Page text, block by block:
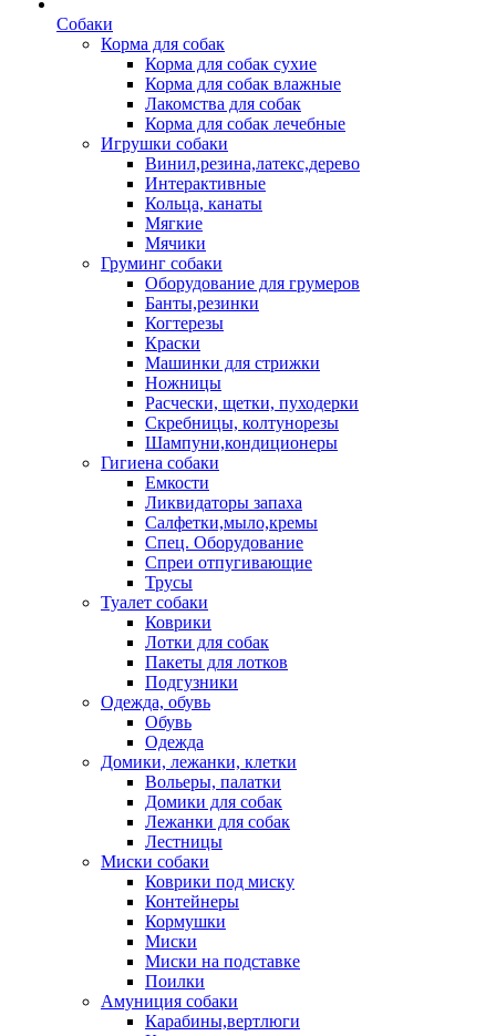
Собаки
Корма для собак
Корма для собак сухие
Корма для собак влажные
Лакомства для собак
Корма для собак лечебные
Игрушки собаки
Винил,резина,латекс,дерево
Интерактивные
Кольца, канаты
Мягкие
Мячики
Груминг собаки
Оборудование для грумеров
Банты,резинки
Когтерезы
Краски
Машинки для стрижки
Ножницы
Расчески, щетки, пуходерки
Скребницы, колтунорезы
Шампуни,кондиционеры
Гигиена собаки
Емкости
Ликвидаторы запаха
Салфетки,мыло,кремы
Спец. Оборудование
Спреи отпугивающие
Трусы
Туалет собаки
Коврики
Лотки для собак
Пакеты для лотков
Подгузники
Одежда, обувь
Обувь
Одежда
Домики, лежанки, клетки
Вольеры, палатки
Домики для собак
Лежанки для собак
Лестницы
Миски собаки
Коврики под миску
Контейнеры
Кормушки
Миски
Миски на подставке
Поилки
Амуниция собаки
Карабины,вертлюги